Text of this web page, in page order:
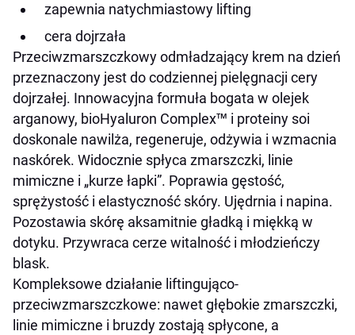
zapewnia natychmiastowy lifting
cera dojrzała
Przeciwzmarszczkowy odmładzający krem na dzień
przeznaczony jest do codziennej pielęgnacji cery
dojrzałej. Innowacyjna formuła bogata w olejek
arganowy, bioHyaluron Complex™ i proteiny soi
doskonale nawilża, regeneruje, odżywia i wzmacnia
naskórek. Widocznie spłyca zmarszczki, linie
mimiczne i „kurze łapki”. Poprawia gęstość,
sprężystość i elastyczność skóry. Ujędrnia i napina.
Pozostawia skórę aksamitnie gładką i miękką w
dotyku. Przywraca cerze witalność i młodzieńczy
blask.
Kompleksowe działanie liftingująco-
przeciwzmarszczkowe: nawet głębokie zmarszczki,
linie mimiczne i bruzdy zostają spłycone, a